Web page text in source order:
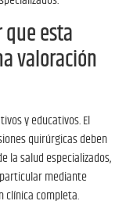
esta
valoración
y educativos. El
quirúrgicas deben
la salud especializados,
mediante
clínica completa.